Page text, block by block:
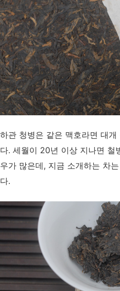
하관 청병은 같은 맥호라면 대
다. 세월이 20년 이상 지나면 철
우가 많은데, 지금 소개하는 차
다.